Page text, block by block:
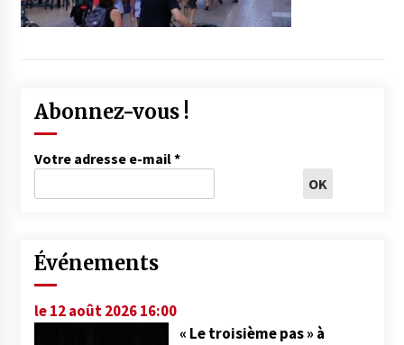
Abonnez-vous !
Votre adresse e-mail*
Événements
le 12 août 2026 16:00
« Le troisième pas » à